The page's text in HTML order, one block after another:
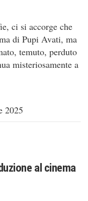
ci si accorge che
di Pupi Avati, ma
temuto, perduto
misteriosamente a
2025
al cinema